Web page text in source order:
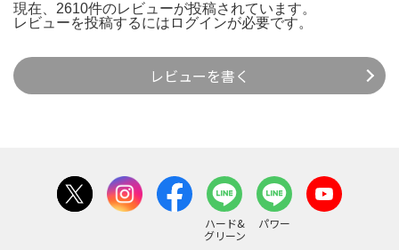
現在、2610件のレビューが投稿されています。
レビューを投稿するには ログインが必要です。
レビューを書く
ハード&
グリーン
パワー